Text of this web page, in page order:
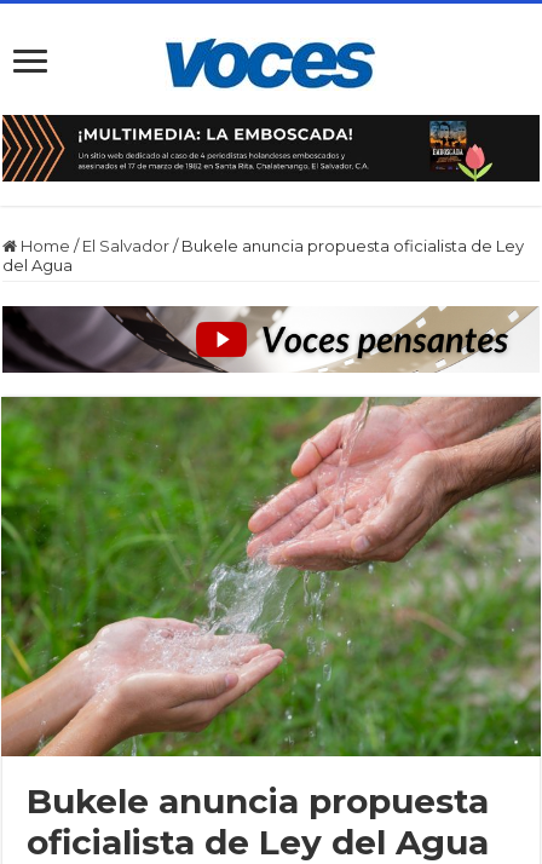
Home / El Salvador / Bukele anuncia propuesta oficialista de Ley
del Agua
Bukele anuncia propuesta
oficialista de Ley del Agua